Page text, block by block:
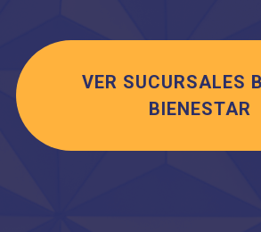
VER SUCURSALES
BIENESTAR